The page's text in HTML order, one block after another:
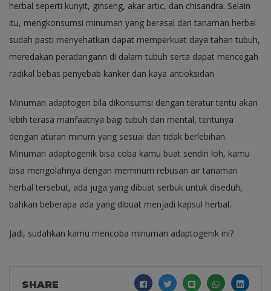
herbal seperti kunyit, ginseng, akar artic, dan chisandra. Selain
itu, mengkonsumsi minuman yang berasal dari tanaman herbal
sudah pasti menyehatkan dapat memperkuat daya tahan tubuh,
meredakan peradangann di dalam tubuh serta dapat mencegah
radikal bebas penyebab kanker dan kaya antioksidan
Minuman adaptogen bila dikonsumsi dengan teratur tentu akan
lebih terasa manfaatnya bagi tubuh dan mental, tentunya
dengan aturan minum yang sesuai dan tidak berlebihan.
Minuman adaptogenik bisa coba kamu buat sendiri loh, kamu
bisa mengolahnya dengan meminum rebusan air tanaman
herbal tersebut, ada juga yang dibuat serbuk untuk diseduh,
bahkan beberapa ada yang dibuat menjadi kapsul herbal.
Jadi, sudahkan kamu mencoba minuman adaptogenik ini?
SHARE